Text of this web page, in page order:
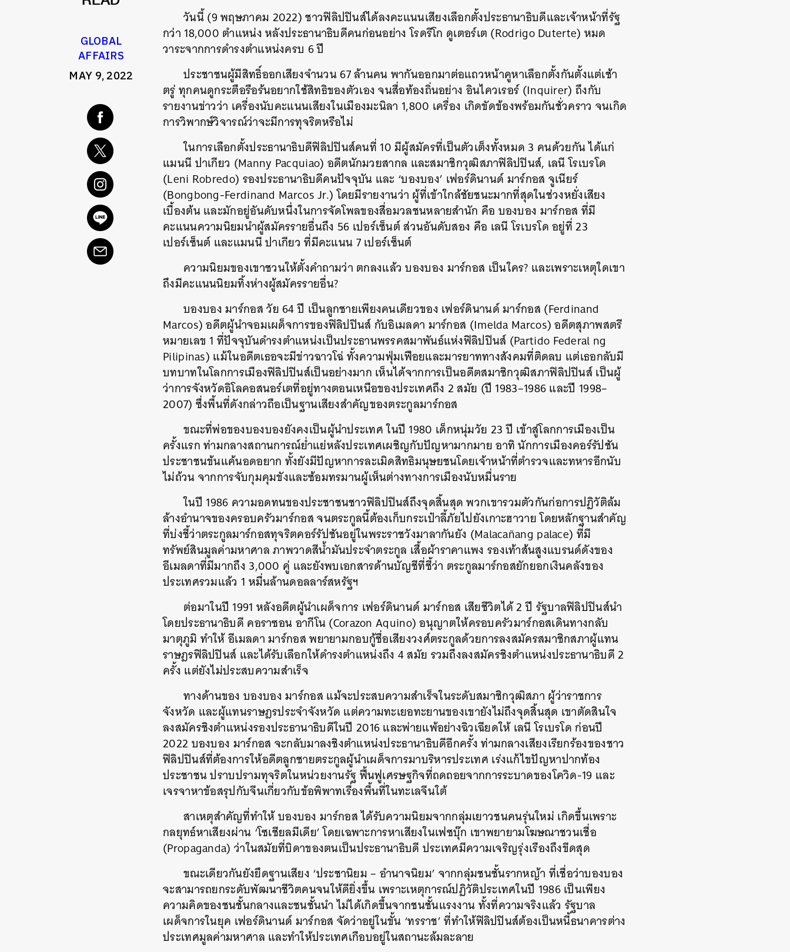
READ
GLOBAL
AFFAIRS
MAY 9, 2022
วันนี้ (9 พฤษภาคม 2022) ชาวฟิลิปปินส์ได้ลงคะแนนเสียงเลือกตั้งประธานาธิบดีและเจ้าหน้าที่รัฐ
กว่า 18,000 ตำแหน่ง หลังประธานาธิบดีคนก่อนอย่าง โรดรีโก ดูเตอร์เต (Rodrigo Duterte) หมด
วาระจากการดำรงตำแหน่งครบ 6 ปี
ประชาชนผู้มีสิทธิ์ออกเสียงจำนวน 67 ล้านคน พากันออกมาต่อแถวหน้าคูหาเลือกตั้งกันตั้งแต่เช้า
ตรู่ ทุกคนดูกระตือรือร้นอยากใช้สิทธิของตัวเอง จนสื่อท้องถิ่นอย่าง อินไควเรอร์ (Inquirer) ถึงกับ
รายงานข่าวว่า เครื่องนับคะแนนเสียงในเมืองมะนิลา 1,800 เครื่อง เกิดขัดข้องพร้อมกันชั่วคราว จนเกิด
การวิพากษ์วิจารณ์ว่าจะมีการทุจริตหรือไม่
ในการเลือกตั้งประธานาธิบดีฟิลิปปินส์คนที่ 10 มีผู้สมัครที่เป็นตัวเต็งทั้งหมด 3 คนด้วยกัน ได้แก่
แมนนี ปาเกียว (Manny Pacquiao) อดีตนักมวยสากล และสมาชิกวุฒิสภาฟิลิปปินส์, เลนี โรเบรโด
(Leni Robredo) รองประธานาธิบดีคนปัจจุบัน และ ‘บองบอง’ เฟอร์ดินานด์ มาร์กอส จูเนียร์
(Bongbong-Ferdinand Marcos Jr.) โดยมีรายงานว่า ผู้ที่เข้าใกล้ชัยชนะมากที่สุดในช่วงหยั่งเสียง
เบื้องต้น และมักอยู่อันดับหนึ่งในการจัดโพลของสื่อมวลชนหลายสำนัก คือ บองบอง มาร์กอส ที่มี
คะแนนความนิยมนำผู้สมัครรายอื่นถึง 56 เปอร์เซ็นต์ ส่วนอันดับสอง คือ เลนี โรเบรโด อยู่ที่ 23
เปอร์เซ็นต์ และแมนนี ปาเกียว ที่มีคะแนน 7 เปอร์เซ็นต์
ความนิยมของเขาชวนให้ตั้งคำถามว่า ตกลงแล้ว บองบอง มาร์กอส เป็นใคร? และเพราะเหตุใดเขา
ถึงมีคะแนนนิยมทิ้งห่างผู้สมัครรายอื่น?
บองบอง มาร์กอส วัย 64 ปี เป็นลูกชายเพียงคนเดียวของ เฟอร์ดินานด์ มาร์กอส (Ferdinand
Marcos) อดีตผู้นำจอมเผด็จการของฟิลิปปินส์ กับอิเมลดา มาร์กอส (Imelda Marcos) อดีตสุภาพสตรี
หมายเลข 1 ที่ปัจจุบันดำรงตำแหน่งเป็นประธานพรรคสมาพันธ์แห่งฟิลิปปินส์ (Partido Federal ng
Pilipinas) แม้ในอดีตเธอจะมีข่าวฉาวโฉ่ ทั้งความฟุ่มเฟือยและมารยาททางสังคมที่ติดลบ แต่เธอกลับมี
บทบาทในโลกการเมืองฟิลิปปินส์เป็นอย่างมาก เห็นได้จากการเป็นอดีตสมาชิกวุฒิสภาฟิลิปปินส์ เป็นผู้
ว่าการจังหวัดอิโลคอสนอร์เตที่อยู่ทางตอนเหนือของประเทศถึง 2 สมัย (ปี 1983–1986 และปี 1998–
2007) ซึ่งพื้นที่ดังกล่าวถือเป็นฐานเสียงสำคัญของตระกูลมาร์กอส
ขณะที่พ่อของบองบองยังคงเป็นผู้นำประเทศ ในปี 1980 เด็กหนุ่มวัย 23 ปี เข้าสู่โลกการเมืองเป็น
ครั้งแรก ท่ามกลางสถานการณ์ย่ำแย่หลังประเทศเผชิญกับปัญหามากมาย อาทิ นักการเมืองคอร์รัปชัน
ประชาชนข้นแค้นอดอยาก ทั้งยังมีปัญหาการละเมิดสิทธิมนุษยชนโดยเจ้าหน้าที่ตำรวจและทหารอีกนับ
ไม่ถ้วน จากการจับกุมคุมขังและซ้อมทรมานผู้เห็นต่างทางการเมืองนับหมื่นราย
ในปี 1986 ความอดทนของประชาชนชาวฟิลิปปินส์ถึงจุดสิ้นสุด พวกเขารวมตัวกันก่อการปฏิวัติล้ม
ล้างอำนาจของครอบครัวมาร์กอส จนตระกูลนี้ต้องเก็บกระเป๋าลี้ภัยไปยังเกาะฮาวาย โดยหลักฐานสำคัญ
ที่บ่งชี้ว่าตระกูลมาร์กอสทุจริตคอร์รัปชันอยู่ในพระราชวังมาลากันยัง (Malacañang palace) ที่มี
ทรัพย์สินมูลค่ามหาศาล ภาพวาดสีน้ำมันประจำตระกูล เสื้อผ้าราคาแพง รองเท้าส้นสูงแบรนด์ดังของ
อีเมลดาที่มีมากถึง 3,000 คู่ และยังพบเอกสารด้านบัญชีที่ชี้ว่า ตระกูลมาร์กอสยักยอกเงินคลังของ
ประเทศรวมแล้ว 1 หมื่นล้านดอลลาร์สหรัฐฯ
ต่อมาในปี 1991 หลังอดีตผู้นำเผด็จการ เฟอร์ดินานด์ มาร์กอส เสียชีวิตได้ 2 ปี รัฐบาลฟิลิปปินส์นำ
โดยประธานาธิบดี คอราซอน อากีโน (Corazon Aquino) อนุญาตให้ครอบครัวมาร์กอสเดินทางกลับ
มาตุภูมิ ทำให้ อีเมลดา มาร์กอส พยายามกอบกู้ชื่อเสียงวงศ์ตระกูลด้วยการลงสมัครสมาชิกสภาผู้แทน
ราษฎรฟิลิปปินส์ และได้รับเลือกให้ดำรงตำแหน่งถึง 4 สมัย รวมถึงลงสมัครชิงตำแหน่งประธานาธิบดี 2
ครั้ง แต่ยังไม่ประสบความสำเร็จ
ทางด้านของ บองบอง มาร์กอส แม้จะประสบความสำเร็จในระดับสมาชิกวุฒิสภา ผู้ว่าราชการ
จังหวัด และผู้แทนราษฎรประจำจังหวัด แต่ความทะเยอทะยานของเขายังไม่ถึงจุดสิ้นสุด เขาตัดสินใจ
ลงสมัครชิงตำแหน่งรองประธานาธิบดีในปี 2016 และพ่ายแพ้อย่างฉิวเฉียดให้ เลนี โรเบรโด ก่อนปี
2022 บองบอง มาร์กอส จะกลับมาลงชิงตำแหน่งประธานาธิบดีอีกครั้ง ท่ามกลางเสียงเรียกร้องของชาว
ฟิลิปปินส์ที่ต้องการให้อดีตลูกชายตระกูลผู้นำเผด็จการมาบริหารประเทศ เร่งแก้ไขปัญหาปากท้อง
ประชาชน ปราบปรามทุจริตในหน่วยงานรัฐ ฟื้นฟูเศรษฐกิจที่ถดถอยจากการระบาดของโควิด-19 และ
เจรจาหาข้อสรุปกับจีนเกี่ยวกับข้อพิพาทเรื่องพื้นที่ในทะเลจีนใต้
สาเหตุสำคัญที่ทำให้ บองบอง มาร์กอส ได้รับความนิยมจากกลุ่มเยาวชนคนรุ่นใหม่ เกิดขึ้นเพราะ
กลยุทธ์หาเสียงผ่าน ‘โซเชียลมีเดีย’ โดยเฉพาะการหาเสียงในเฟซบุ๊ก เขาพยายามโฆษณาชวนเชื่อ
(Propaganda) ว่าในสมัยที่บิดาของตนเป็นประธานาธิบดี ประเทศมีความเจริญรุ่งเรืองถึงขีดสุด
ขณะเดียวกันยังยึดฐานเสียง ‘ประชานิยม – อำนาจนิยม’ จากกลุ่มชนชั้นรากหญ้า ที่เชื่อว่าบองบอง
จะสามารถยกระดับพัฒนาชีวิตคนจนให้ดียิ่งขึ้น เพราะเหตุการณ์ปฏิวัติประเทศในปี 1986 เป็นเพียง
ความคิดของชนชั้นกลางและชนชั้นนำ ไม่ได้เกิดขึ้นจากชนชั้นแรงงาน ทั้งที่ความจริงแล้ว รัฐบาล
เผด็จการในยุค เฟอร์ดินานด์ มาร์กอส จัดว่าอยู่ในขั้น ‘ทรราช’ ที่ทำให้ฟิลิปปินส์ต้องเป็นหนี้ธนาคารต่าง
ประเทศมูลค่ามหาศาล และทำให้ประเทศเกือบอยู่ในสถานะล้มละลาย
SHARE TWEET LINE EMAIL